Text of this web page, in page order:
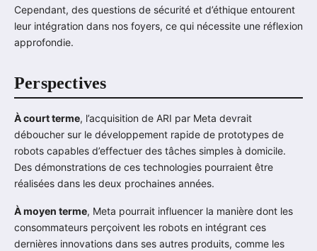
Cependant, des questions de sécurité et d’éthique entourent
leur intégration dans nos foyers, ce qui nécessite une réflexion
approfondie.
Perspectives
À court terme, l’acquisition de ARI par Meta devrait
déboucher sur le développement rapide de prototypes de
robots capables d’effectuer des tâches simples à domicile.
Des démonstrations de ces technologies pourraient être
réalisées dans les deux prochaines années.
À moyen terme, Meta pourrait influencer la manière dont les
consommateurs perçoivent les robots en intégrant ces
dernières innovations dans ses autres produits, comme les